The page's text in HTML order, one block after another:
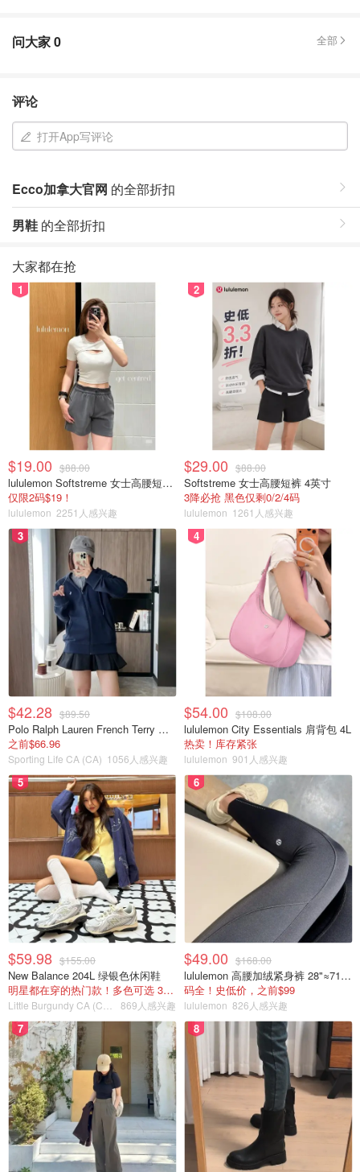
问大家0 全部
评论
打开App写评论
Ecco加拿大官网 的全部折扣
男鞋 的全部折扣
大家都在抢
1
$19.00 $88.00
lululemon Softstreme 女士高腰短裤 10cm
仅限2码$19！
lululemon 2251人感兴趣
2
$29.00 $88.00
Softstreme 女士高腰短裤 4英寸
3降必抢 黑色仅剩0/2/4码
lululemon 1261人感兴趣
3
$42.28 $89.50
Polo Ralph Lauren French Terry 女童连帽卫衣 7-16码
之前$66.96
Sporting Life CA (CA) 1056人感兴趣
4
$54.00 $108.00
lululemon City Essentials 肩背包 4L
热卖！库存紧张
lululemon 901人感兴趣
5
$59.98 $155.00
New Balance 204L 绿银色休闲鞋
明星都在穿的热门款！多色可选 3.8折
869人感兴趣
6
$49.00 $168.00
lululemon 高腰加绒紧身裤 28"≈71cm 5个口袋
码全！史低价，之前$99
lululemon 826人感兴趣
7 8